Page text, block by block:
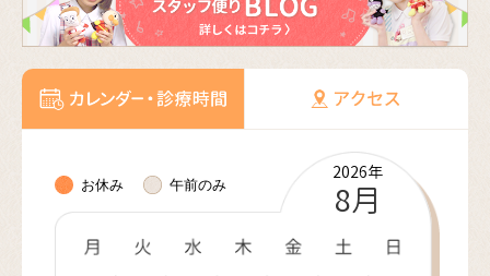
お休み 午前のみ
2026年
8月
2026年
9月
2026年
10月
2026年
11月
2026年
12月
2027年
1月
2027年
2月
2027年
3月
2027年
4月
2027年
5月
2027年
6月
2027年
7月